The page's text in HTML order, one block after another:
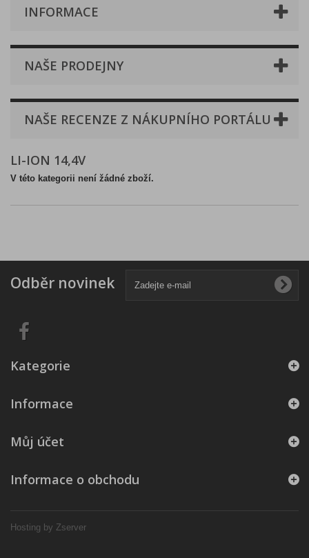
INFORMACE
NAŠE PRODEJNY
NAŠE RECENZE Z NÁKUPNÍHO PORTÁLU
LI-ION 14,4V
V této kategorii není žádné zboží.
Odběr novinek
Kategorie
Informace
Hosting by Zserver
Můj účet
Informace o obchodu